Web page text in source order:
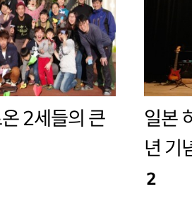
2세들의 큰
일본
년 기
2